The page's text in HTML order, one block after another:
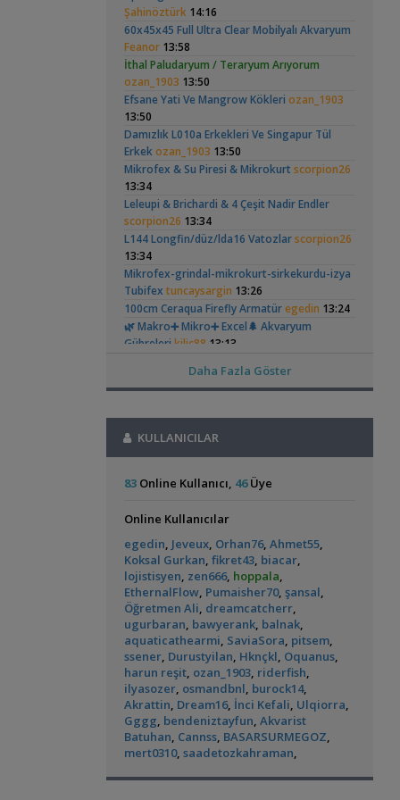
Catappa Yetişiyorum
Bitki Türleri ve Bakımı
Akvaredden Gelen Bitkiler
Bitki Türleri ve Bakımı
30x20x20akvaristsaglam
Akvaryum Tanıtımı
Japon Balığım Yüzeyde Hava Almaya
ÇalışıyorBetta_King,18:01
Yeni Üye Forumu
Karides Akvaryumu: Karideslerim
Ölüyor
Yeni Üye Forumu
Beta Balığında İdeal Damızlık Yaşı Kaç
Aydır?Ygghjh,17:23
Yeni Üye Forumu
Filtre ÖnerisiSemihDinçer,17:17
Yeni Üye Forumu
Tek Co2 Tüpü Aynı Anda 2 Akvaryumda
Kullanılır Mı?GETS34,10:03
Işık CO2 ve Ekipmanlar
Filtreleme Seçenekleri
Ahmet53
Yeni Üye Forumu
IgorVladimir,23:11
Vahşi Beta Ve Labirentli Hobicileri,
Labirentliler
Süngerle 24 Saatte Sessiz Artemia
ÇıkarmaBLGHN,21:15
Malzemeler ve Yemler Forumu
Leonardit Zeminli Akvaryum Kurulumu
Belisarius,20:14
Akvaryum Tanıtımı
Merhaba Bütçem Max 1200 Civarı Sessiz
Çift Çıkışlı berat76,19:41
Akvaryum ve Tür Tavsiyesi
Balkondaki Pondum Çok Isınıyor.
Kefali,19:19
Bitki Akvaryumları Genel
37 Litrelik Siyah Neon Tetra
Yavruları
Betta Antuta
Ramshorn Hakkında
Her Şey
Elma Salyangozu
Güncel
Otocinclus
(2)
Siamensis Alg Eater (
Sae )
Panda Cory
30x20x20 Ramshorn
Akvaryumu
Leonardit Zeminli
37 Litrelik Siyah
Neon Tetra
Red Mangrove
Akvaryumum
Küçük Bir Su
Birikintisi :)
Rummy Nose Tetra
Akvaryumu
Şahinöztürk 14:16
60x45x45 Full Ultra Clear Mobilyalı Akvaryum
Feanor 13:58
İthal Paludaryum / Teraryum Arıyorum
ozan_1903 13:50
Efsane Yati Ve Mangrow Kökleri ozan_1903
13:50
Damızlık L010a Erkekleri Ve Singapur Tül
Erkek ozan_1903 13:50
Mikrofex & Su Piresi & Mikrokurt scorpion26
13:34
Leleupi & Brichardi & 4 Çeşit Nadir Endler
scorpion26 13:34
L144 Longfin/düz/lda16 Vatozlar scorpion26
13:34
Mikrofex-grindal-mikrokurt-sirkekurdu-izya
Tubifex tuncaysargin 13:26
100cm Ceraqua Firefly Armatür egedin 13:24
🌿 Makro➕️ Mikro➕ Excel🌲 Akvaryum
Gübreleri kilic88 13:13
emregungor12:56
Pangio Kuhlilivadi12:31
Ful Red Lepistes ÖĞRÜNÇ
CevdetSERBEST11:42
Gold Laser Corydoras (3d-6e)
🐬˚˖𓍢✨໋ 🐋✧˚koleksiyonluk Bitkiler˚˖🐬˚✨໋ 🐋✧˚.
🐟 hasancn 10:04
Cam Emiş Basış ,gübre Seti 7 Parça
10:04
High Tech Paketleri %40 İndimli Tek Paket
hasancn 10:04
Caridina Serratirostris ( Ninja Karides)
dream0709:52
Akvaryum Kumu (katışıksız Midye Kırığı Kum)
dream07 09:52
Melek Çifti Yumurta Diziyordream0709:52
Çift Kribensisler Düzenli Yavru Veren 5 Çift
dream07 09:52
Uygun Yerli Üretim Ivanacara Bimaculata
Daha Fazla Göster
KULLANICILAR
83 Online Kullanıcı, 46Üye
Online Kullanıcılar
egedin, Jeveux, Orhan76,Ahmet55,
Koksal Gurkan,fikret43, biacar,
lojistisyen, zen666, hoppala,
EthernalFlow, Pumaisher70,şansal,
Öğretmen Ali, dreamcatcherr,
ugurbaran, bawyerank, balnak,
aquaticathearmi, SaviaSora, pitsem,
ssener, Durustyilan, Hknçkl, Oquanus,
harun reşit, ozan_1903, riderfish,
ilyasozer, osmandbnl, burock14,
Akrattin, Dream16, İnci Kefali, Ulqiorra,
Gggg, bendeniztayfun,Akvarist
Batuhan, Cannss, BASARSURMEGOZ,
mert0310,saadetozkahraman,
hakanmorcicek,tosbag,